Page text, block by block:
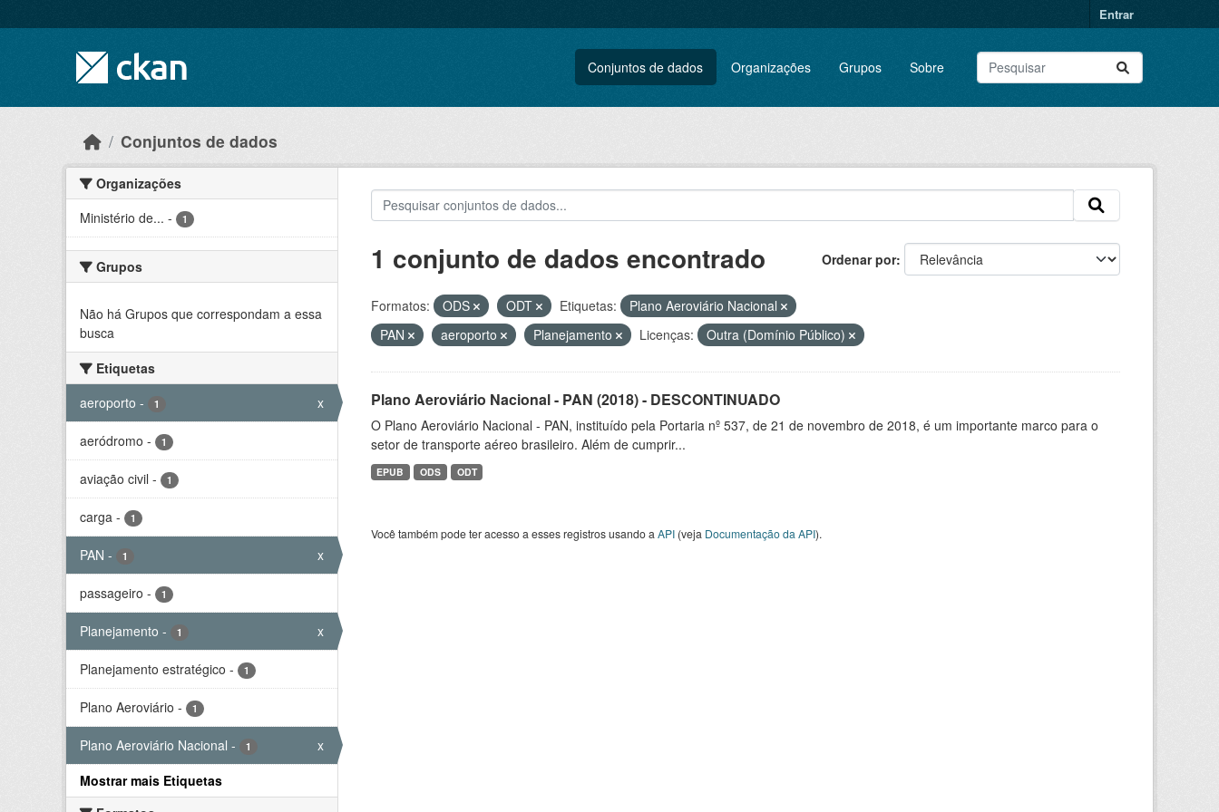
Entrar
Conjuntos de dados Organizações Grupos Sobre
Conjuntos de dados
Organizações
Ministério de... - 1
Grupos
Não há Grupos que correspondam a essa
busca
Etiquetas
aeroporto - 1 x
aeródromo - 1
aviação civil - 1
carga - 1
PAN - 1 x
passageiro - 1
Planejamento - 1 x
Planejamento estratégico - 1
Plano Aeroviário - 1
Plano Aeroviário Nacional - 1
x
Mostrar mais Etiquetas
Ordenar por
1 conjunto de dados encontrado
Formatos: ODS ODT Etiquetas:
Plano Aeroviário Nacional
PAN
aeroporto Planejamento Licenças: Outra (Domínio Público)
Plano Aeroviário Nacional - PAN (2018) - DESCONTINUADO
O Plano Aeroviário Nacional - PAN, instituído pela Portaria nº 537, de 21 de novembro de 2018, é um importante marco para o
setor de transporte aéreo brasileiro. Além de cumprir...
EPUB ODS ODT
Você também pode ter acesso a esses registros usando a API(veja Documentação da API).